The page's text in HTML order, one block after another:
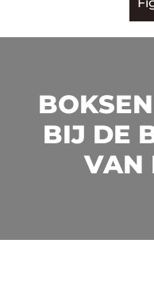
BIJ DE
VAN